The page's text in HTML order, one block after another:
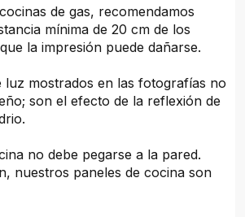
de gas, recomendamos
mínima de 20 cm de los
la impresión puede dañarse.
luz mostrados en las fotografías no
son el efecto de la reflexión de
no debe pegarse a la pared.
nuestros paneles de cocina son